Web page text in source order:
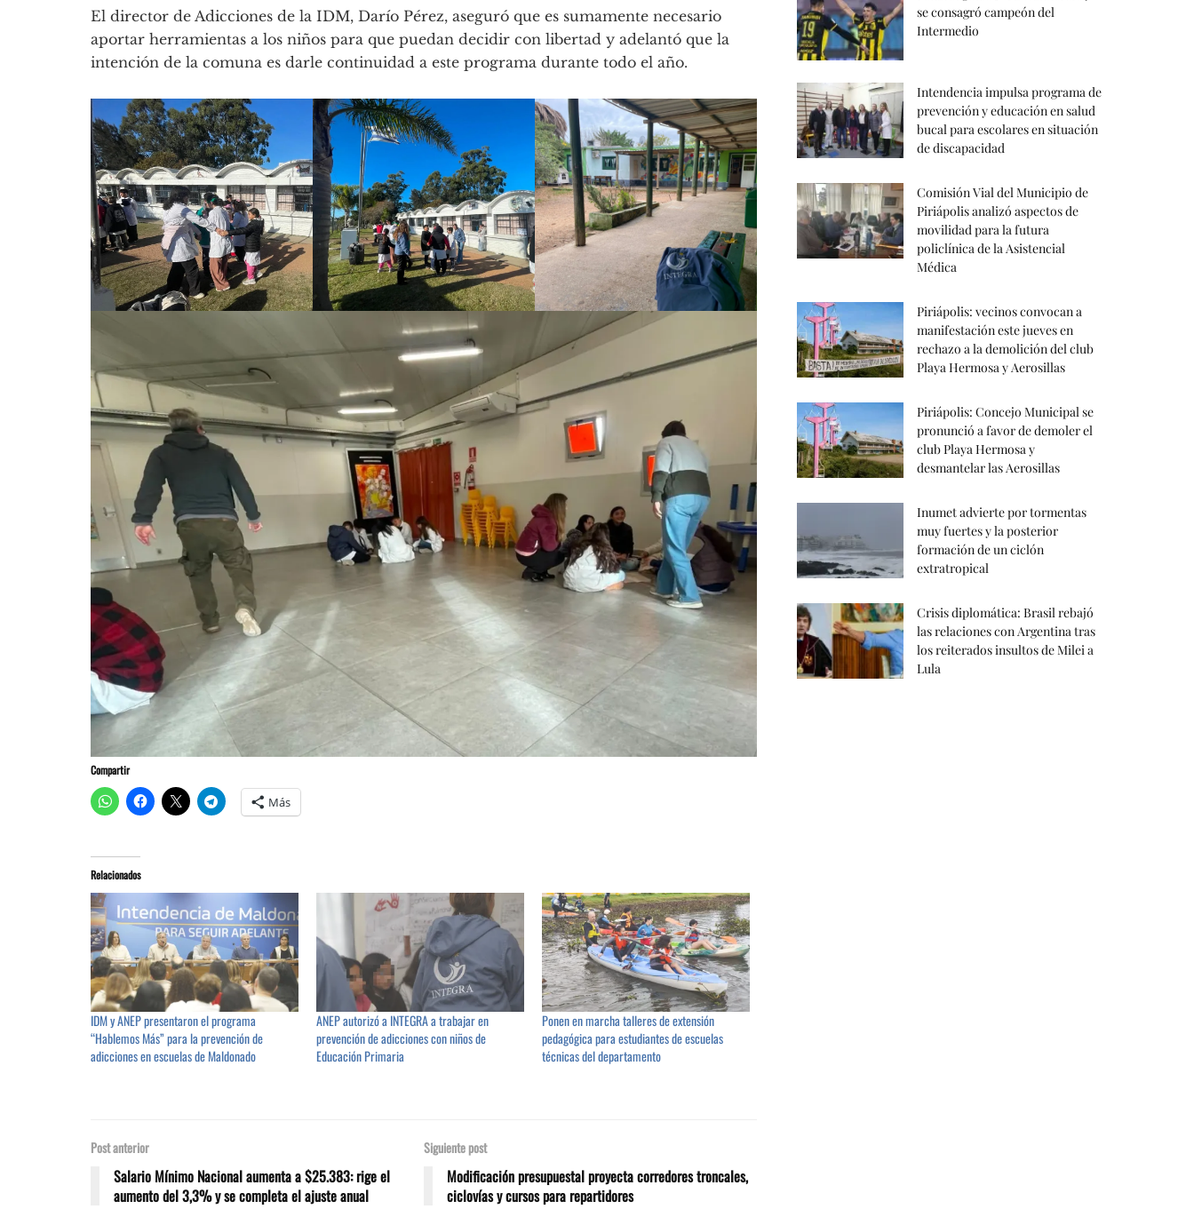
El director de Adicciones de la IDM, Darío Pérez, aseguró que es sumamente necesario
aportar herramientas a los niños para que puedan decidir con libertad y adelantó que la
intención de la comuna es darle continuidad a este programa durante todo el año.
Compartir
Más
Relacionados
IDM y ANEP presentaron el programa
“Hablemos Más” para la prevención de
adicciones en escuelas de Maldonado
ANEP autorizó a INTEGRA a trabajar en
prevención de adicciones con niños de
Educación Primaria
Ponen en marcha talleres de extensión
pedagógica para estudiantes de escuelas
técnicas del departamento
Post anterior
Salario Mínimo Nacional aumenta a $25.383: rige el
aumento del 3,3% y se completa el ajuste anual
Siguiente post
Modificación presupuestal proyecta corredores troncales,
ciclovías y cursos para repartidores
se consagró campeón del
Intermedio
Intendencia impulsa programa de
prevención y educación en salud
bucal para escolares en situación
de discapacidad
Comisión Vial del Municipio de
Piriápolis analizó aspectos de
movilidad para la futura
policlínica de la Asistencial
Médica
Piriápolis: vecinos convocan a
manifestación este jueves en
rechazo a la demolición del club
Playa Hermosa y Aerosillas
Piriápolis: Concejo Municipal se
pronunció a favor de demoler el
club Playa Hermosa y
desmantelar las Aerosillas
Inumet advierte por tormentas
muy fuertes y la posterior
formación de un ciclón
extratropical
Crisis diplomática: Brasil rebajó
las relaciones con Argentina tras
los reiterados insultos de Milei a
Lula